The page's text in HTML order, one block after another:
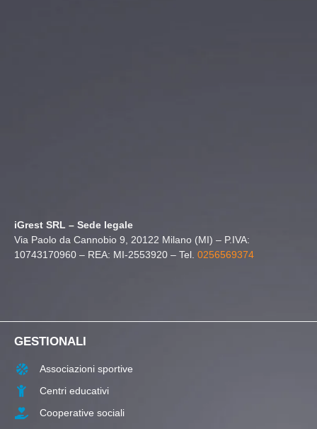
iGrest SRL – Sede legale
Via Paolo da Cannobio 9, 20122 Milano (MI) – P.IVA:
10743170960 – REA: MI-2553920 – Tel. 0256569374
GESTIONALI
Associazioni sportive
Centri educativi
Cooperative sociali